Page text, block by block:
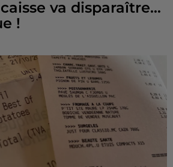
va disparaître...
!